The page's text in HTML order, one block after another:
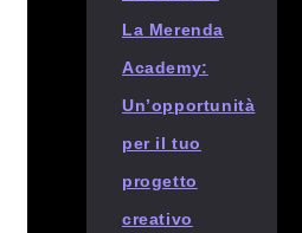
La Merenda
Academy:
Un’opportunità
per il tuo
progetto
creativo